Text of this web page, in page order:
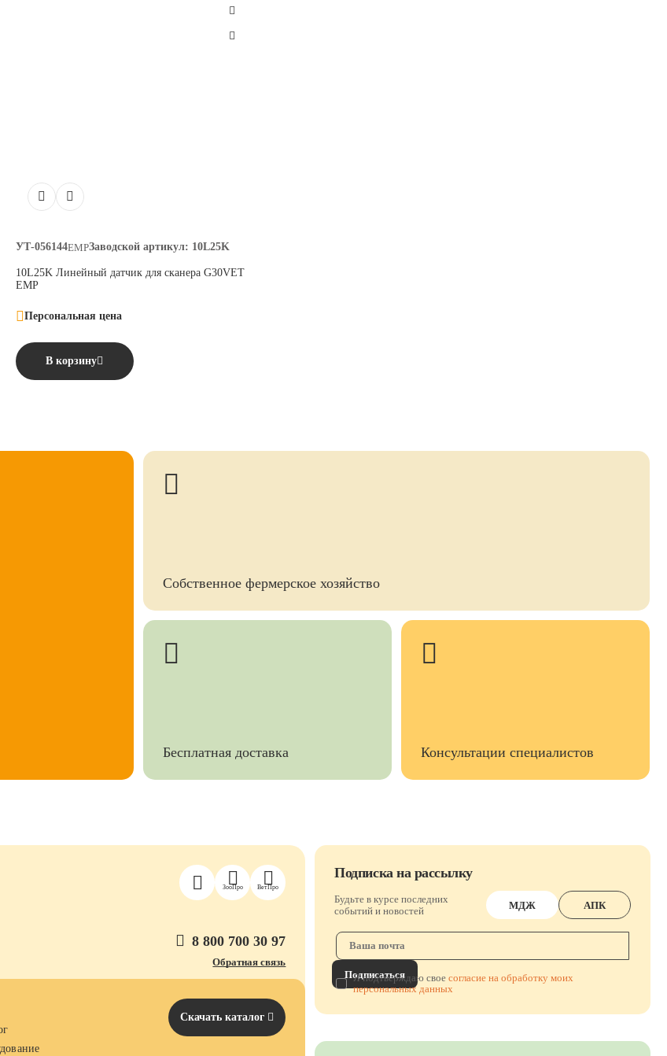
УТ-056144 Заводской артикул: 10L25K
EMP
10L25K Линейный датчик для сканера G30VET
EMP
Персональная цена
В корзину
Собственное фермерское хозяйство
Бесплатная доставка Консультации специалистов
ЗооПро ВетПро
8 800 700 30 97
Обратная связь
Скачать каталог
Подписка на рассылку
Будьте в курсе последних
событий и новостей
МДЖ АПК
Подписаться
Я подтверждаю своесогласие на обработку моих
персональных данных